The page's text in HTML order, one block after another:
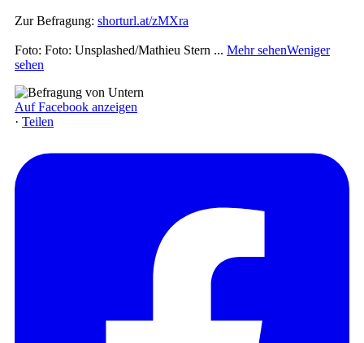
Zur Befragung: shorturl.at/zMXra
Foto: Foto: Unsplashed/Mathieu Stern ... Mehr sehenWeniger
sehen
Auf Facebook anzeigen
· Teilen